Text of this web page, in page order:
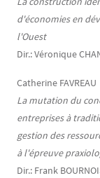
d'économies en
l'Ouest
Dir.: Véronique
Catherine FAVREAU
La mutation du
entreprises à
gestion des
à l'épreuve
Dir.: Frank